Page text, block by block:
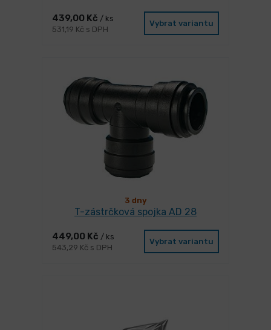
439,00 Kč / ks
531,19 Kč s DPH
Vybrat variantu
3 dny
T-zástrčková spojka AD 28
449,00 Kč / ks
543,29 Kč s DPH
Vybrat variantu